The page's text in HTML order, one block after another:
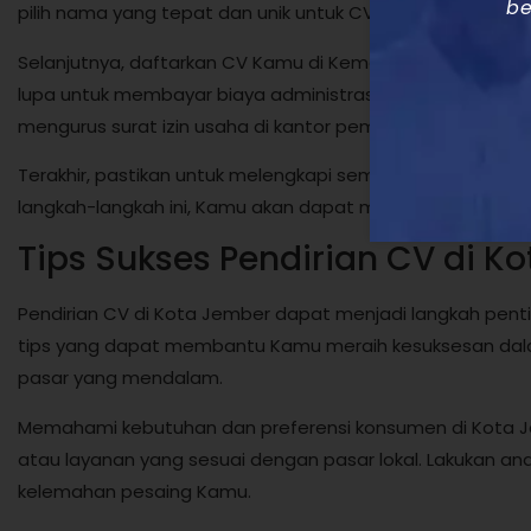
pilih nama yang tepat dan unik untuk CV Kamu.
Selanjutnya, daftarkan CV Kamu di Kementerian Hukum
lupa untuk membayar biaya administrasi yang
mengurus surat izin usaha di kantor pemerintahan
Terakhir, pastikan untuk melengkapi semua persyaratan
langkah-langkah ini, Kamu akan dapat memulai CV
Tips Sukses Pendirian CV di
Pendirian CV di Kota Jember dapat menjadi langkah
tips yang dapat membantu Kamu meraih kesuksesan
pasar yang mendalam.
Memahami kebutuhan dan preferensi konsumen di
atau layanan yang sesuai dengan pasar lokal. Lakukan
kelemahan pesaing Kamu.